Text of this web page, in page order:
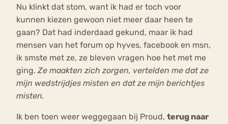
Nu klinkt dat stom, want ik had er toch voor
kunnen kiezen gewoon niet meer daar heen te
gaan? Dat had inderdaad gekund, maar ik had
mensen van het forum op hyves, facebook en msn,
ik smste met ze, ze bleven vragen hoe het met me
ging.Ze maakten zich zorgen, vertelden me dat ze
mijn wedstrijdjes misten en dat ze mijn berichtjes
misten.
Ik ben toen weer weggegaan bij Proud, terug naar